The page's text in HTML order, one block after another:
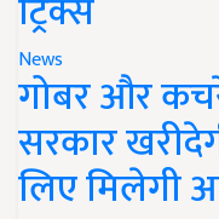
News
गोबर और
सरकार
लिए मिलेगी